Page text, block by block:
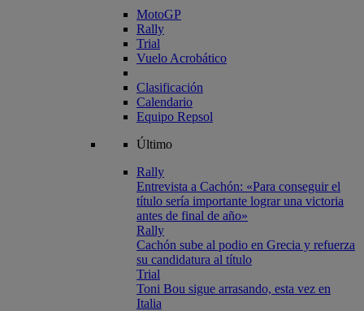
MotoGP
Rally
Trial
Vuelo Acrobático
Clasificación
Calendario
Equipo Repsol
Último
Rally
Entrevista a Cachón: «Para conseguir el
título sería importante lograr una victoria
antes de final de año»
Rally
Cachón sube al podio en Grecia y refuerza
su candidatura al título
Trial
Toni Bou sigue arrasando, esta vez en
Italia